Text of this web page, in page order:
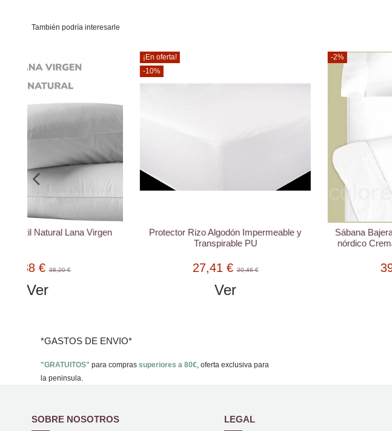
También podría interesarle
-10%
Protector Rizo Algodón Impermeable y
Sábana Bajera de Recambio para Saco
nórdico Cremallera Lisa 100 Algodón –
*GASTOS DE ENVIO*
"GRATUITOS" para compras superiores a 80€, oferta exclusiva para
la peninsula.
SOBRE NOSOTROS LEGAL